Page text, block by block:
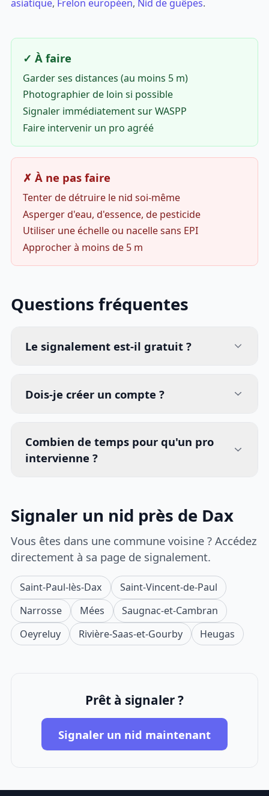
asiatique, Frelon européen, Nid de guêpes.
✓ À faire
Garder ses distances (au moins 5 m)
Photographier de loin si possible
Signaler immédiatement sur WASPP
Faire intervenir un pro agréé
✗ À ne pas faire
Tenter de détruire le nid soi-même
Asperger d'eau, d'essence, de pesticide
Utiliser une échelle ou nacelle sans EPI
Approcher à moins de 5 m
Questions fréquentes
Le signalement est-il gratuit ?
Dois-je créer un compte ?
Combien de temps pour qu'un pro
intervienne ?
Signaler un nid près de Dax
Vous êtes dans une commune voisine ? Accédez
directement à sa page de signalement.
Saint-Paul-lès-Dax
Saint-Vincent-de-Paul
Narrosse
Mées
Saugnac-et-Cambran
Oeyreluy
Rivière-Saas-et-Gourby Heugas
Prêt à signaler ?
Signaler un nid maintenant